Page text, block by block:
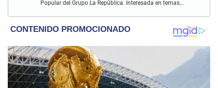
Popular del Grupo La República. Interesada en temas
series y deporte. Gusto por la locución y el baile.